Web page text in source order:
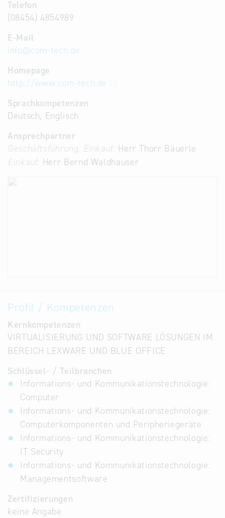
Telefon
(08454) 4854989
E-Mail
info@com-tech.de
Homepage
http://www.com-tech.de
Sprachkompetenzen
Deutsch, Englisch
Ansprechpartner
Geschäftsführung, Einkauf: Herr Thorr Bäuerle
Einkauf: Herr Bernd Waldhauser
Profil / Kompetenzen
Kernkompetenzen
VIRTUALISIERUNG UND SOFTWARE LÖSUNGEN IM
BEREICH LEXWARE UND BLUE OFFICE
Schlüssel- / Teilbranchen
Informations- und Kommunikationstechnologie:
Computer
Informations- und Kommunikationstechnologie:
Computerkomponenten und Peripheriegeräte
Informations- und Kommunikationstechnologie:
IT Security
Informations- und Kommunikationstechnologie:
Managementsoftware
Zertifizierungen
keine Angabe